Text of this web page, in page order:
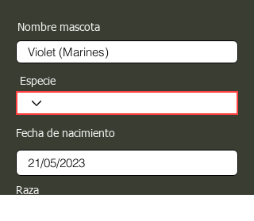
Nombre mascota
Especie
Fecha de nacimiento
Raza